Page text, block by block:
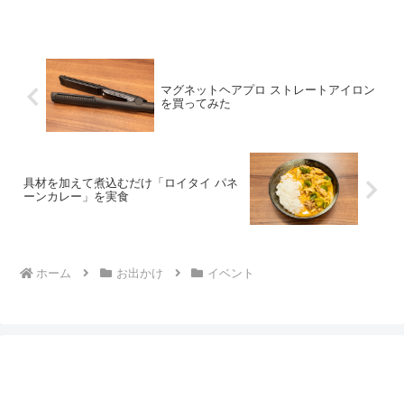
マグネットヘアプロ ストレートアイロン
を買ってみた
具材を加えて煮込むだけ「ロイタイ パネ
ーンカレー」を実食
ホーム お出かけ イベント